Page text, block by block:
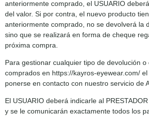
anteriormente comprado, el USUARIO
del valor. Si por contra, el nuevo producto
anteriormente comprado, no se devolverá la
sino que se realizará en forma de cheque
próxima compra.
Para gestionar cualquier tipo de devolución
comprados en https://kayros-eyewear.com/
ponerse en contacto con nuestro servicio de
El USUARIO deberá indicarle al
y se le comunicarán exactamente todos los